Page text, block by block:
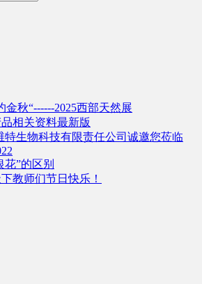
金秋“------2025西部天然展
相关资料最新版
特生物科技有限责任公司诚邀您莅临
花”的区别
教师们节日快乐！